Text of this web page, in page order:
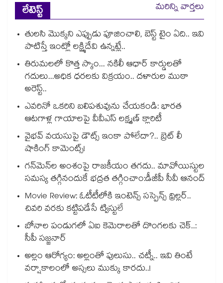
లేటెస్ట్
మరిన్ని వార్తలు
తులసి మొక్కని ఎప్పుడు పూజించాలి, బెస్ట్ టైం ఏది.. ఇవి
పాటిస్తే ఇంట్లో లక్ష్మిదేవి ఉన్నట్లే..
తిరుమలలో కొత్త స్కాం... నకిలీ ఆధార్ కార్డులతో
గదులు...అధిక ధరలకు విక్రయం.. దళారుల ముఠా
అరెస్ట్..
ఎవరినో ఒకరిని బలిపశువును చేయకండి: భారత
ఆటగాళ్ల గాయాలపై వీవీఎస్ లక్ష్మణ్ క్లారిటీ
వైభవ్ వయసుపై డౌట్స్ ఇంకా పోలేదా?.. బ్రెట్ లీ
షాకింగ్ కామెంట్స్!
గన్⁭మెన్⁭ల అంశంపై రాజకీయం తగదు.. మావోయిస్టుల
సమస్య తగ్గినందుకే భద్రత తగ్గించాం:డీజీపీ సీవీ ఆనంద్
Movie Review: ఓటీటీలోకి ఇంటెన్స్ సస్పెన్స్ థ్రిల్లర్..
చివరి వరకు కట్టిపడేసే ట్విస్టులే
బోనాల పండుగలో ఏఐ కెమెరాలతో దొంగలకు చెక్..:
సీపీ సజ్జనార్
అల్లం ఆరోగ్యం: అల్లంతో పులుసు.. చట్నీ.. ఇవి తింటే
వర్షాకాలంలో అస్సలు ముక్కు కారదు..!